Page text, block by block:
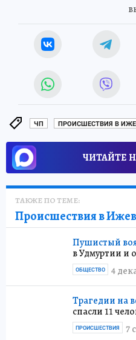
ЧП ПРОИСШЕСТВИЯ В
ЧИТАЙТЕ
ТАКЖЕ ПО ТЕМЕ:
Происшествия в
Пушистый
в Удмуртии и
4
ОБЩЕСТВО
Трагедии на
спасли 11
7
ПРОИСШЕСТВИЯ